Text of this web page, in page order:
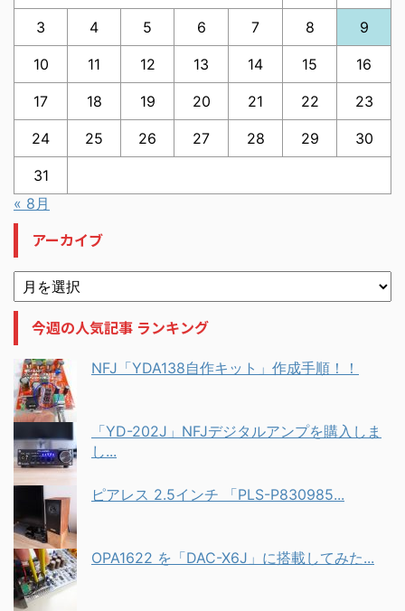
3 4 5 6 7 8 9
10 11 12 13 14 15 16
17 18 19 20 21 22 23
24 25 26 27 28 29 30
31
« 8月
アーカイブ
今週の人気記事 ランキング
NFJ「YDA138自作キット」作成手順！！
「YD-202J」NFJデジタルアンプを購入しま
し...
ピアレス 2.5インチ 「PLS-P830985...
OPA1622 を「DAC-X6J」に搭載してみた...